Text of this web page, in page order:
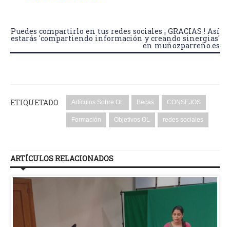
Puedes compartirlo en tus redes sociales ¡ GRACIAS ! Así
estarás 'compartiendo información y creando sinergias'
en muñozparreño.es
ETIQUETADO Artículos Sobre OL Becas CONSEJOS
Formación Objetivos OL redes sociales
ARTÍCULOS RELACIONADOS